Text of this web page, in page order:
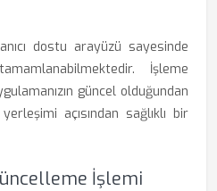
dostu arayüzü sayesinde
İşleme
güncel olduğundan
açısından sağlıklı bir
İşlemi